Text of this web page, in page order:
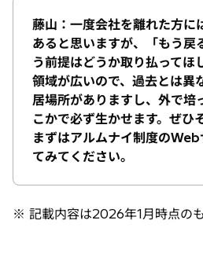
藤山：一度会社を離れた方に
あると思いますが、「もう戻
う前提はどうか取り払ってほ
領域が広いので、過去とは異
居場所がありますし、外で培
こかで必ず生かせます。ぜひ
まずはアルムナイ制度の
てみてください。
※ 記載内容は2026年1月時点の